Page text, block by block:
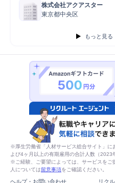
株式会社アクアスター
東京都中央区
もっと見る
※厚生労働省「人材サービス総合サイト」に
よび4ヶ月以上の有期雇用の合計人数（
※ご経験、ご要望によっては、サービスをご
人については留意事項をご確認ください。
ヘルプ・お問い合わせ リク